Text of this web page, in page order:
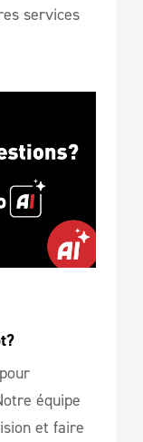
services
équipe
et faire